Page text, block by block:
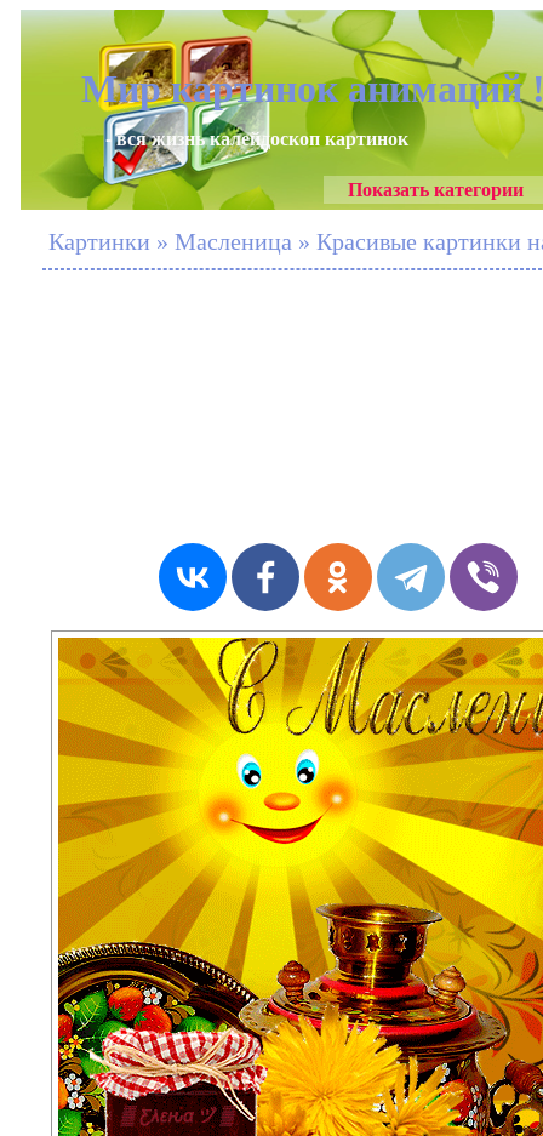
Мир картинок анимаций
- вся жизнь калейдоскоп картинок
Показать категории
Картинки » Масленица » Красивые картинки